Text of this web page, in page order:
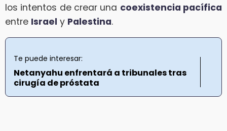
los intentos de crear una coexistencia pacífica
entre Israel y Palestina.
Te puede interesar:
Netanyahu enfrentará a tribunales tras
cirugía de próstata